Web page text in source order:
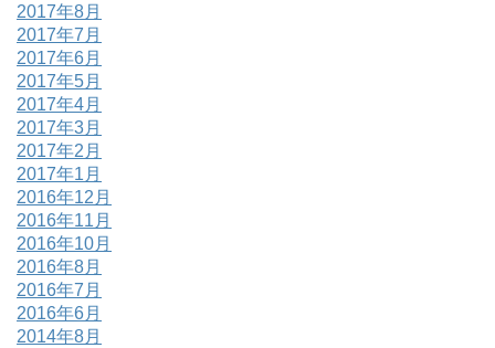
2017年8月
2017年7月
2017年6月
2017年5月
2017年4月
2017年3月
2017年2月
2017年1月
2016年12月
2016年11月
2016年10月
2016年8月
2016年7月
2016年6月
2014年8月